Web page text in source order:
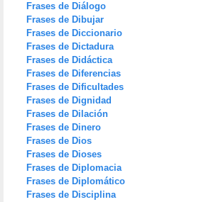
Frases de Diálogo
Frases de Dibujar
Frases de Diccionario
Frases de Dictadura
Frases de Didáctica
Frases de Diferencias
Frases de Dificultades
Frases de Dignidad
Frases de Dilación
Frases de Dinero
Frases de Dios
Frases de Dioses
Frases de Diplomacia
Frases de Diplomático
Frases de Disciplina